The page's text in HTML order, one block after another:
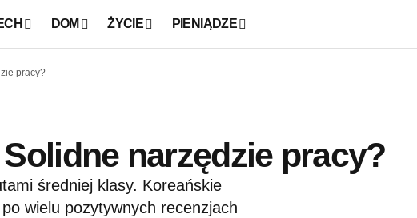
DOM ŻYCIE PIENIĄDZE
pracy?
narzędzie pracy?
średniej klasy. Koreańskie
wielu pozytywnych recenzjach